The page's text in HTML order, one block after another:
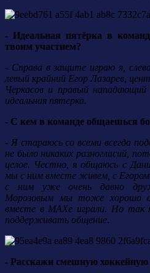
- Идеальная пятёрка в
твоим участием?
- Справа в защите играю я,
левый крайний Егор Лазарев,
Черкасов и правый
идеальная пятерка.
- С кем в команде общаешься
- Я стараюсь со всеми всегда
не было никаких разногласий,
целое. Честно, я общаюсь с
мы с ним вместе живем, с
с ним уже очень давно
Морозовым мы тоже хорошо
вместе в МАХе играли. Но так
поддерживать общение.
- Расскажи смешную хоккейную